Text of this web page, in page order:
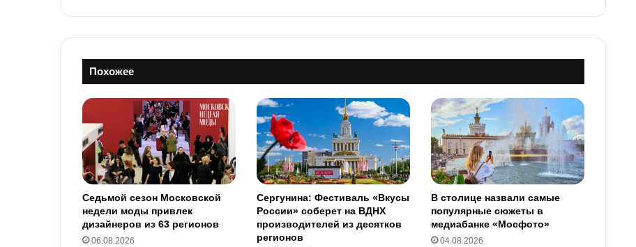
e
Похожее
Седьмой сезон Московской
недели моды привлек
дизайнеров из 63 регионов
06.08.2026
Сергунина: Фестиваль «Вкусы
России» соберет на ВДНХ
производителей из десятков
регионов
В столице назвали самые
популярные сюжеты в
медиабанке «Мосфото»
04.08.2026